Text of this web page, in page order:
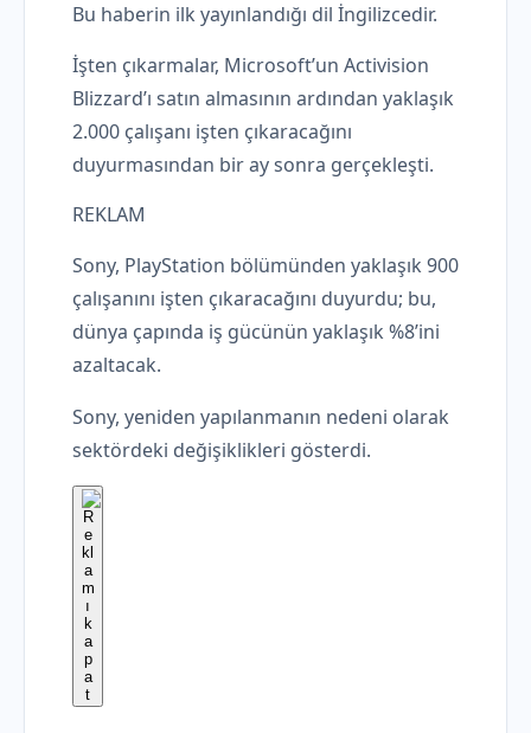
Bu haberin ilk yayınlandığı dil İngilizcedir.
İşten çıkarmalar, Microsoft’un Activision
Blizzard’ı satın almasının ardından yaklaşık
2.000 çalışanı işten çıkaracağını
duyurmasından bir ay sonra gerçekleşti.
REKLAM
Sony, PlayStation bölümünden yaklaşık 900
çalışanını işten çıkaracağını duyurdu; bu,
dünya çapında iş gücünün yaklaşık %8’ini
azaltacak.
Sony, yeniden yapılanmanın nedeni olarak
sektördeki değişiklikleri gösterdi.